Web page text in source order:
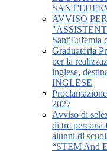
AVVISO
Sant'Eufemia
Graduatoria
per la
inglese,
INGLESE
2027
Avviso di
di tre percorsi
alunni di
“STEM And